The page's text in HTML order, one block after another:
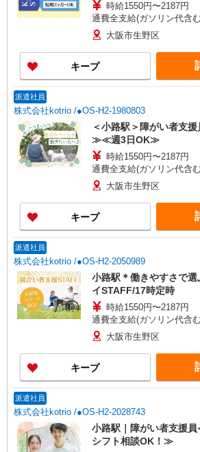
時給1550円〜2187円
通費全支給(ガソリン代含
大阪市生野区
キープ
派遣社員
株式会社kotrio /●OS-H2-1980803
＜小路駅＞障がい者支
≫≪週3日OK≫
時給1550円〜2187円
通費全支給(ガソリン代含
大阪市生野区
キープ
派遣社員
株式会社kotrio /●OS-H2-2050989
小路駅＊働きやすさで
イSTAFF/17時定時
時給1550円〜2187円
通費全支給(ガソリン代含
大阪市生野区
キープ
派遣社員
株式会社kotrio /●OS-H2-2028743
小路駅｜障がい者支援
シフト相談OK！≫